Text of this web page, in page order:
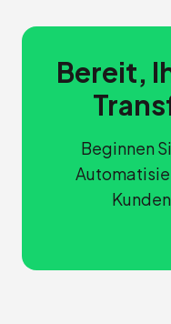
Bereit,
Beginnen